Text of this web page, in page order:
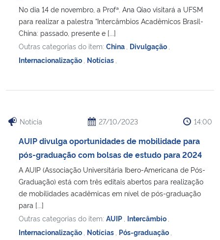
No dia 14 de novembro, a Profª. Ana Qiao visitará a UFSM
para realizar a palestra “Intercâmbios Acadêmicos Brasil-
China: passado, presente e [...]
Outras categorias do item: China Divulgação
Internacionalização Notícias
Notícia 27/10/2023 14:00
AUIP divulga oportunidades de mobilidade para
pós-graduação com bolsas de estudo para 2024
A AUIP (Associação Universitária Ibero-Americana de Pós-
Graduação) está com três editais abertos para realização
de mobilidades acadêmicas em nível de pós-graduação
para [...]
Outras categorias do item: AUIP Intercâmbio
Internacionalização Notícias Pós-graduação